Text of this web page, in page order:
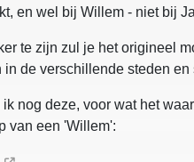
en wel bij Willem - niet bij
te zijn zul je het origineel
in de verschillende steden en
ik nog deze, voor wat het
van een 'Willem':